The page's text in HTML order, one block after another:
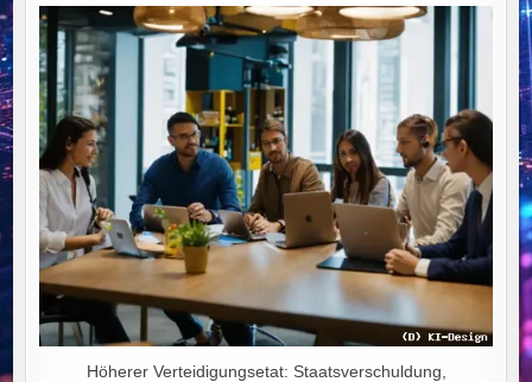
Höherer Verteidigungsetat: Staatsverschuldung,